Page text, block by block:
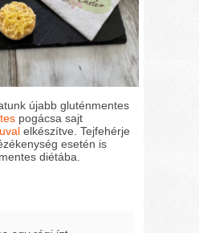
újabb gluténmentes
pogácsa sajt
elkészítve. Tejfehérje
esetén is
diétába.